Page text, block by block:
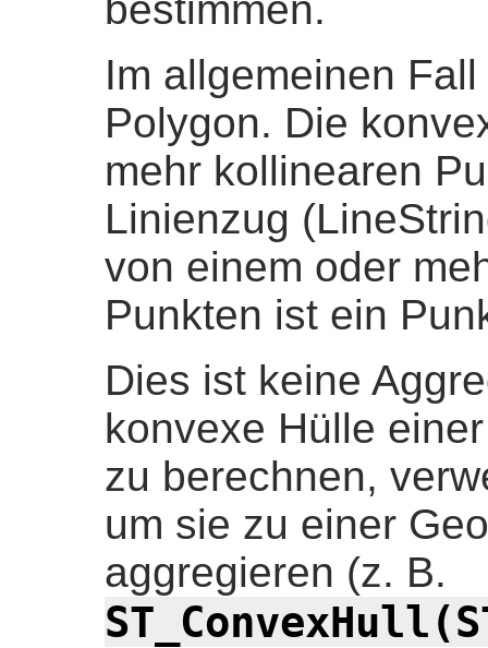
Im allgemeinen
Polygon. Die
mehr kollinearen
Linienzug
von einem oder
Punkten ist ein
Dies ist keine
konvexe Hülle
zu berechnen,
um sie zu einer
aggregieren (z. B.